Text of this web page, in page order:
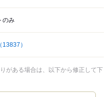
のみ
（13837）
がある場合は、以下から修正して下